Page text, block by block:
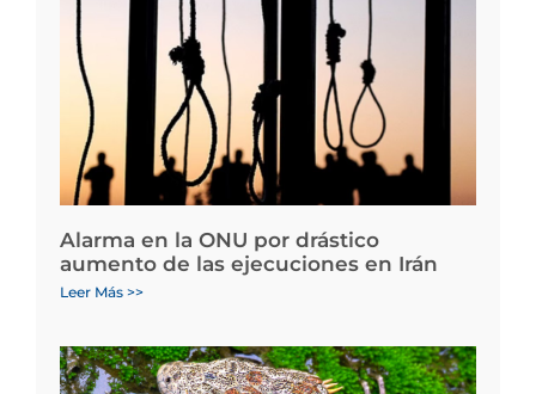
Alarma en la ONU por drástico
aumento de las ejecuciones en Irán
Leer Más >>